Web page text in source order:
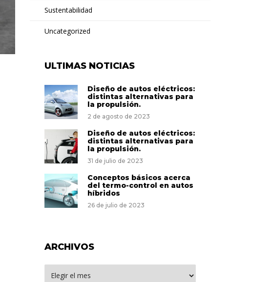
Sustentabilidad
Uncategorized
ULTIMAS NOTICIAS
Diseño de autos eléctricos:
distintas alternativas para
la propulsión.
2 de agosto de 2023
Diseño de autos eléctricos:
distintas alternativas para
la propulsión.
31 de julio de 2023
Conceptos básicos acerca
del termo-control en autos
híbridos
26 de julio de 2023
ARCHIVOS